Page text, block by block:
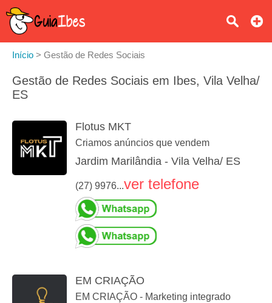
Início > Gestão de Redes Sociais
Gestão de Redes Sociais em Ibes, Vila Velha/
ES
Flotus MKT
Criamos anúncios que vendem
Jardim Marilândia - Vila Velha/ ES
(27) 9976...ver telefone
EM CRIAÇÃO
EM CRIAÇÃO - Marketing integrado